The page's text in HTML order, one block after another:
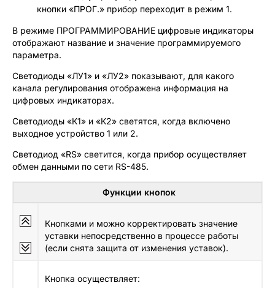
кнопки «ПРОГ.» прибор переходит в режим 1.
В режиме ПРОГРАММИРОВАНИЕ цифровые индикаторы
отображают название и значение программируемого
параметра.
Светодиоды «ЛУ1» и «ЛУ2» показывают, для какого
канала регулирования отображена информация на
цифровых индикаторах.
Светодиоды «К1» и «К2» светятся, когда включено
выходное устройство 1 или 2.
Светодиод «RS» светится, когда прибор осуществляет
обмен данными по сети RS-485.
Функции кнопок
Кнопками и можно корректировать значение
уставки непосредственно в процессе работы
(если снята защита от изменения уставок).
Кнопка осуществляет: